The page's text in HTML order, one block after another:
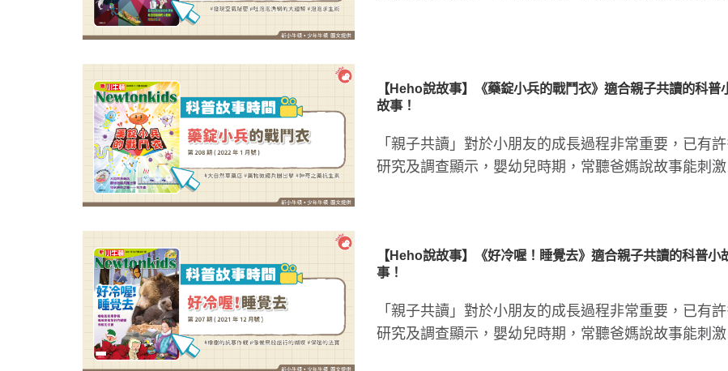
【Heho說故事】《藥錠小兵的戰鬥衣》適合親子共讀的科普
故事！
「親子共讀」對於小朋友的成長過程非常重要，已有
研究及調查顯示，嬰幼兒時期，常聽爸媽說故事能刺激
【Heho說故事】《好冷喔！睡覺去》適合親子共讀的科普小
事！
「親子共讀」對於小朋友的成長過程非常重要，已有
研究及調查顯示，嬰幼兒時期，常聽爸媽說故事能刺激